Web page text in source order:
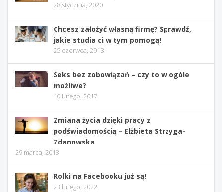
28 stycznia, 2020
Chcesz założyć własną firmę? Sprawdź,
jakie studia ci w tym pomogą!
25 czerwca, 2018
Seks bez zobowiązań – czy to w ogóle
możliwe?
10 lutego, 2017
Zmiana życia dzięki pracy z
podświadomością – Elżbieta Strzyga-
Zdanowska
29 marca, 2018
Rolki na Facebooku już są!
23 lutego, 2022